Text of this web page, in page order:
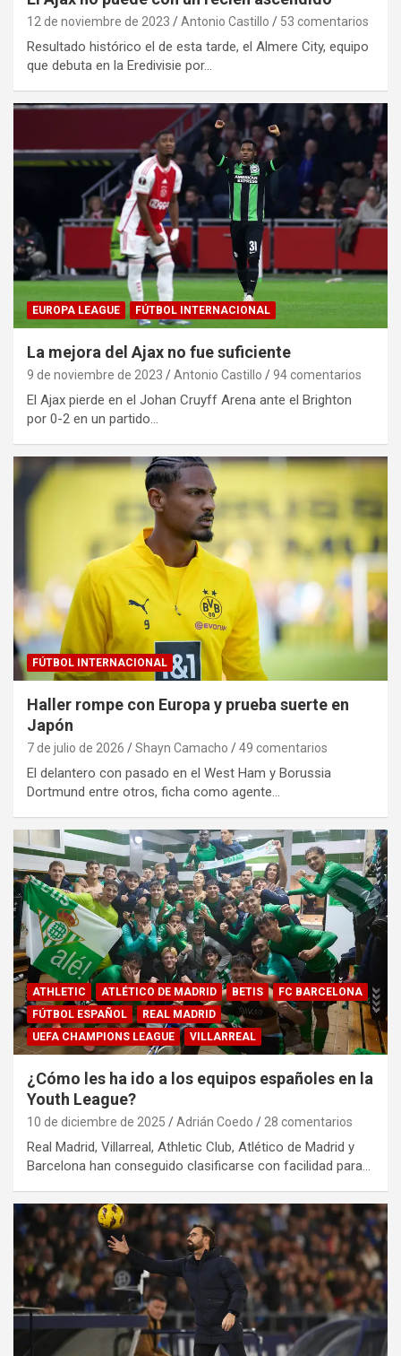
12 de noviembre de 2023 Antonio Castillo 53 comentarios
Resultado histórico el de esta tarde, el Almere City, equipo
que debuta en la Eredivisie por…
EUROPA LEAGUE FÚTBOL INTERNACIONAL
La mejora del Ajax no fue suficiente
9 de noviembre de 2023 Antonio Castillo 94 comentarios
El Ajax pierde en el Johan Cruyff Arena ante el Brighton
por 0-2 en un partido…
FÚTBOL INTERNACIONAL
Haller rompe con Europa y prueba suerte en
Japón
7 de julio de 2026 Shayn Camacho 49 comentarios
El delantero con pasado en el West Ham y Borussia
Dortmund entre otros, ficha como agente…
ATHLETIC ATLÉTICO DE MADRID BETIS
FC BARCELONA
FÚTBOL ESPAÑOL
REAL MADRID
UEFA CHAMPIONS LEAGUE
VILLARREAL
¿Cómo les ha ido a los equipos españoles en la
Youth League?
10 de diciembre de 2025 Adrián Coedo 28 comentarios
Real Madrid, Villarreal, Athletic Club, Atlético de Madrid y
Barcelona han conseguido clasificarse con facilidad para…